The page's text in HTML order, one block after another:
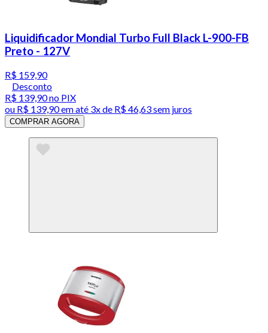
Liquidificador Mondial Turbo Full Black L-900-FB
Preto - 127V
R$ 159,90
Desconto
R$ 139,90no PIX
ou R$ 139,90em até 3x de R$ 46,63 sem juros
COMPRAR AGORA